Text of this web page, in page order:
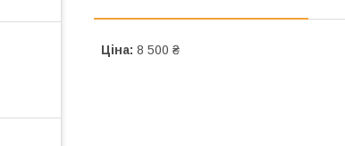
Ціна: 8 500 ₴